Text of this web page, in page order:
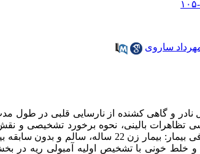
ساروی
و گاهی کشنده از نارسایی قلبی در طول
تظاهرات بالینی، نحوه برخورد تشخیصی و
افراد مبتلا به کاردیومیوپاتی حوالی زایمان می‌باشد. معرفی
خونی با تشخیص اولیه آمبولی ریه در